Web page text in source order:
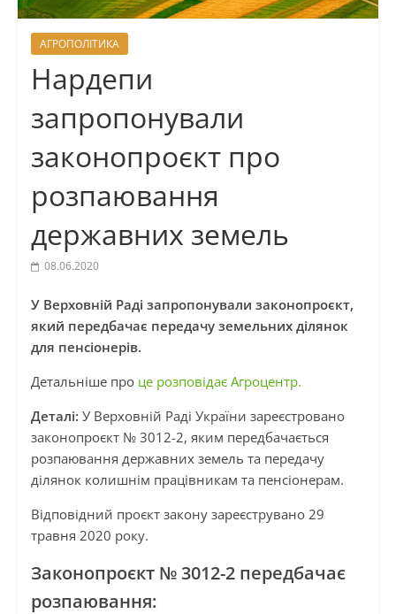
АГРОПОЛІТИКА
Нардепи
запропонували
законопроєкт про
розпаювання
державних земель
08.06.2020
У Верховній Раді запропонували законопроєкт,
який передбачає передачу земельних ділянок
для пенсіонерів.
Детальніше про це розповідає Агроцентр.
Деталі: У Верховній Раді України зареєстровано
законопроєкт № 3012-2, яким передбачається
розпаювання державних земель та передачу
ділянок колишнім працівникам та пенсіонерам.
Відповідний проєкт закону зареєструвано 29
травня 2020 року.
Законопроєкт № 3012-2 передбачає
розпаювання: